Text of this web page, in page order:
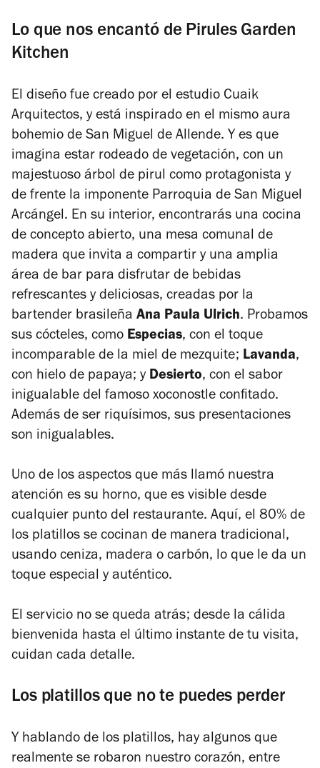
Lo que nos encantó de Pirules Garden
Kitchen
El diseño fue creado por el estudio Cuaik
Arquitectos, y está inspirado en el mismo aura
bohemio de San Miguel de Allende. Y es que
imagina estar rodeado de vegetación, con un
majestuoso árbol de pirul como protagonista y
de frente la imponente Parroquia de San Miguel
Arcángel. En su interior, encontrarás una cocina
de concepto abierto, una mesa comunal de
madera que invita a compartir y una amplia
área de bar para disfrutar de bebidas
refrescantes y deliciosas, creadas por la
bartender brasileña Ana Paula Ulrich. Probamos
sus cócteles, como Especias, con el toque
incomparable de la miel de mezquite; Lavanda,
con hielo de papaya; y Desierto, con el sabor
inigualable del famoso xoconostle confitado.
Además de ser riquísimos, sus presentaciones
son inigualables.
Uno de los aspectos que más llamó nuestra
atención es su horno, que es visible desde
cualquier punto del restaurante. Aquí, el 80% de
los platillos se cocinan de manera tradicional,
usando ceniza, madera o carbón, lo que le da un
toque especial y auténtico.
El servicio no se queda atrás; desde la cálida
bienvenida hasta el último instante de tu visita,
cuidan cada detalle.
Los platillos que no te puedes perder
Y hablando de los platillos, hay algunos que
realmente se robaron nuestro corazón, entre